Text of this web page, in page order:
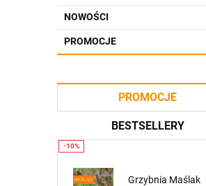
NOWOŚCI
PROMOCJE
PROMOCJE
BESTSELLERY
Grzybnia Maślak
Grzybnia Borowik